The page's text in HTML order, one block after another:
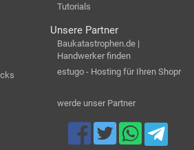
Tutorials
Unsere Partner
Baukatastrophen.de |
Handwerker finden
estugo - Hosting für Ihren Shopr
werde unser Partner